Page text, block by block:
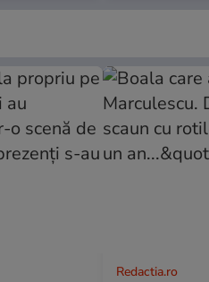
Redactia.ro